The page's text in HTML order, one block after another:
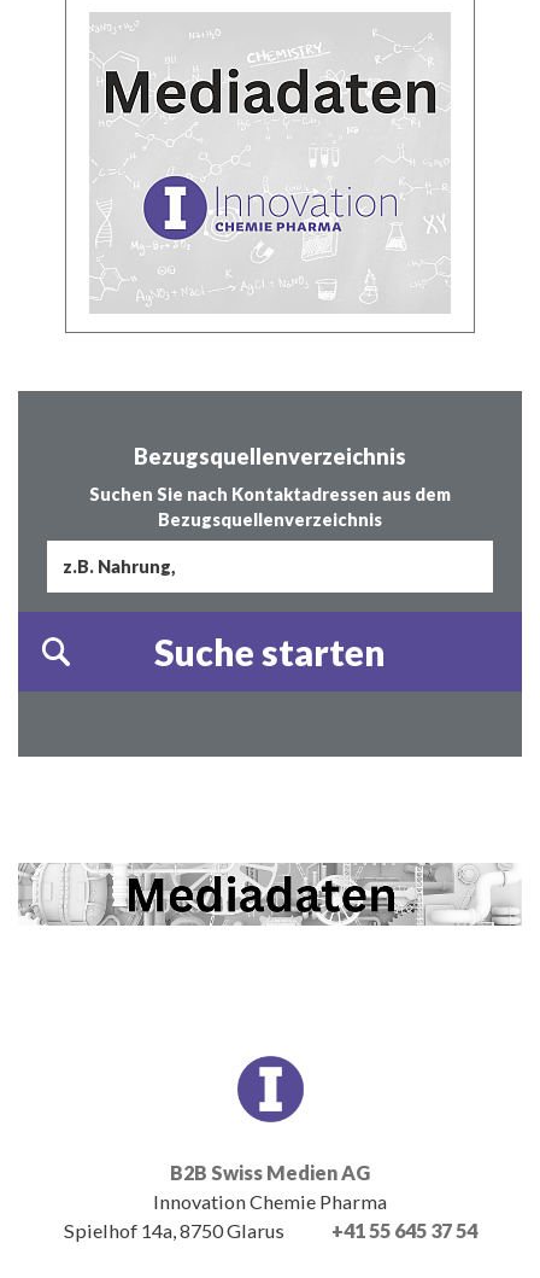
Bezugsquellenverzeichnis
Suchen Sie nach Kontaktadressen aus dem
Bezugsquellenverzeichnis
B2B Swiss Medien AG
Innovation Chemie Pharma
Spielhof 14a, 8750 Glarus
+41 55 645 37 54